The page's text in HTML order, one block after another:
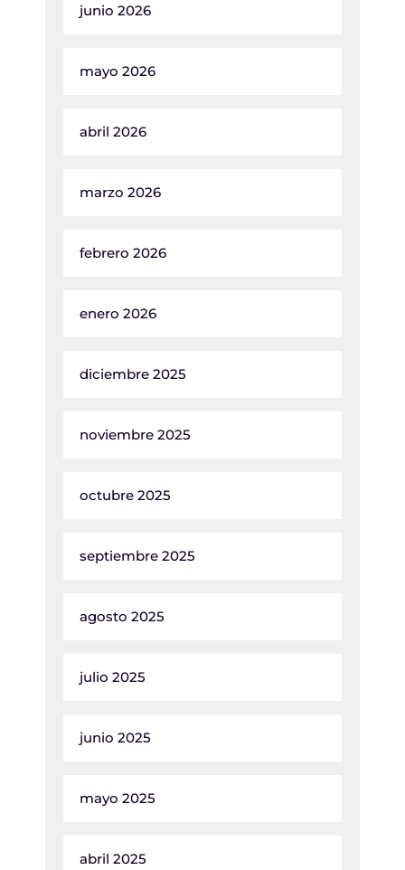
junio 2026
mayo 2026
abril 2026
marzo 2026
febrero 2026
enero 2026
diciembre 2025
noviembre 2025
octubre 2025
septiembre 2025
agosto 2025
julio 2025
junio 2025
mayo 2025
abril 2025